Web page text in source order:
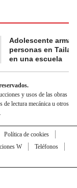
Adolescente
personas en
en una escuela
y usos de las obras
de lectura mecánica u otros
Política de cookies
W
Teléfonos